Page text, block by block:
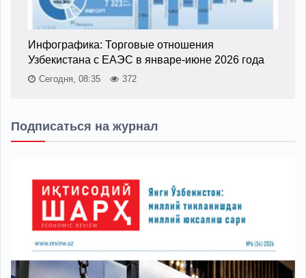
Инфографика: Торговые отношения
Узбекистана с ЕАЭС в январе-июне 2026 года
Сегодня, 08:35 372
Подписаться на журнал